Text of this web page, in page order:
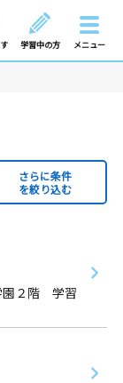
学習中の方 メニュー
さらに条件
を絞り込む
園２階 学習